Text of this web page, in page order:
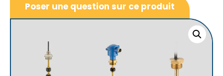
Poser une question sur ce produit